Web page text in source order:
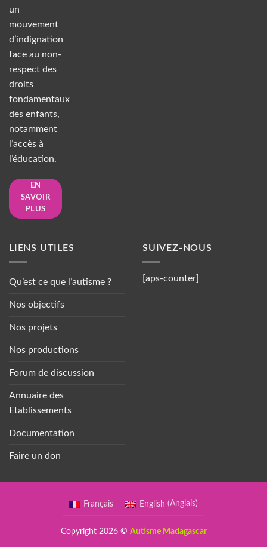
un
mouvement
d’indignation
face au non-
respect des
droits
fondamentaux
des enfants,
notamment
l’accès à
l’éducation.
EN
SAVOIR
PLUS
LIENS UTILES
Qu’est ce que l’autisme ?
Nos objectifs
Nos projets
Nos productions
Forum de discussion
Annuaire des
Etablissements
Documentation
Faire un don
SUIVEZ-NOUS
[aps-counter]
Français English (Anglais)
Copyright 2026 © Autisme Madagascar